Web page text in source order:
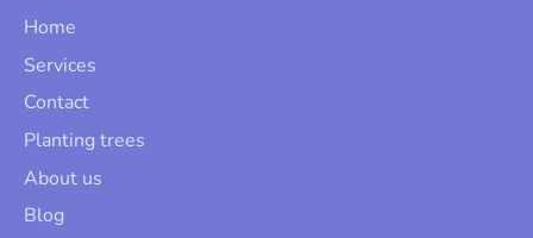
Home
Services
Contact
Planting trees
About us
Blog